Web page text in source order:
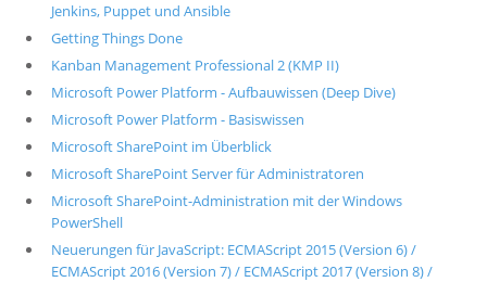
Jenkins, Puppet und Ansible
Getting Things Done
Kanban Management Professional 2 (KMP II)
Microsoft Power Platform - Aufbauwissen (Deep Dive)
Microsoft Power Platform - Basiswissen
Microsoft SharePoint im Überblick
Microsoft SharePoint Server für Administratoren
Microsoft SharePoint-Administration mit der Windows
PowerShell
Neuerungen für JavaScript: ECMAScript 2015 (Version 6) /
ECMAScript 2016 (Version 7) / ECMAScript 2017 (Version 8) /